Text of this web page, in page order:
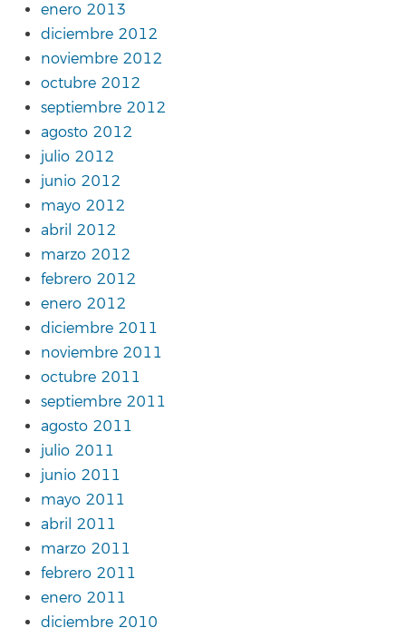
enero 2013
diciembre 2012
noviembre 2012
octubre 2012
septiembre 2012
agosto 2012
julio 2012
junio 2012
mayo 2012
abril 2012
marzo 2012
febrero 2012
enero 2012
diciembre 2011
noviembre 2011
octubre 2011
septiembre 2011
agosto 2011
julio 2011
junio 2011
mayo 2011
abril 2011
marzo 2011
febrero 2011
enero 2011
diciembre 2010